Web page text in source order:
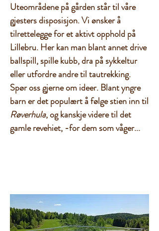
Uteområdene på gården står til våre
gjesters disposisjon. Vi ønsker å
tilrettelegge for et aktivt opphold på
Lillebru. Her kan man blant annet drive
ballspill, spille kubb, dra på sykkeltur
eller utfordre andre til tautrekking.
Spør oss gjerne om ideer. Blant yngre
barn er det populært å følge stien inn til
Røverhula, og kanskje videre til det
gamle revehiet, -for dem som våger...